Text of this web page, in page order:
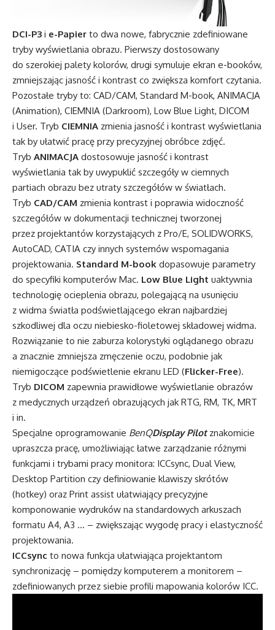
DCI-P3 i e-Papier to dwa nowe, fabrycznie zdefiniowane
tryby wyświetlania obrazu. Pierwszy dostosowany
do szerokiej palety kolorów, drugi symuluje ekran e-booków,
zmniejszając jasność i kontrast co zwiększa komfort czytania.
Pozostałe tryby to: CAD/CAM, Standard M-book, ANIMACJA
(Animation), CIEMNIA (Darkroom), Low Blue Light, DICOM
i User. Tryb CIEMNIA zmienia jasność i kontrast wyświetlania
tak by ułatwić pracę przy precyzyjnej obróbce zdjęć.
Tryb ANIMACJA dostosowuje jasność i kontrast
wyświetlania tak by uwypuklić szczegóły w ciemnych
partiach obrazu bez utraty szczegółów w światłach.
Tryb CAD/CAM zmienia kontrast i poprawia widoczność
szczegółów w dokumentacji technicznej tworzonej
przez projektantów korzystających z Pro/E, SOLIDWORKS,
AutoCAD, CATIA czy innych systemów wspomagania
projektowania. Standard M-book dopasowuje parametry
do specyfiki komputerów Mac. Low Blue Light uaktywnia
technologię ocieplenia obrazu, polegającą na usunięciu
z widma światła podświetlającego ekran najbardziej
szkodliwej dla oczu niebiesko-fioletowej składowej widma.
Rozwiązanie to nie zaburza kolorystyki oglądanego obrazu
a znacznie zmniejsza zmęczenie oczu, podobnie jak
niemigoczące podświetlenie ekranu LED (Flicker-Free).
Tryb DICOM zapewnia prawidłowe wyświetlanie obrazów
z medycznych urządzeń obrazujących jak RTG, RM, TK, MRT
i in.
Specjalne oprogramowanie BenQDisplay Pilotznakomicie
upraszcza pracę, umożliwiając łatwe zarządzanie różnymi
funkcjami i trybami pracy monitora: ICCsync, Dual View,
Desktop Partition czy definiowanie klawiszy skrótów
(hotkey) oraz Print assist ułatwiający precyzyjne
komponowanie wydruków na standardowych arkuszach
formatu A4, A3 … – zwiększając wygodę pracy i elastyczność
projektowania.
ICCsync to nowa funkcja ułatwiająca projektantom
synchronizację – pomiędzy komputerem a monitorem –
zdefiniowanych przez siebie profili mapowania kolorów ICC.